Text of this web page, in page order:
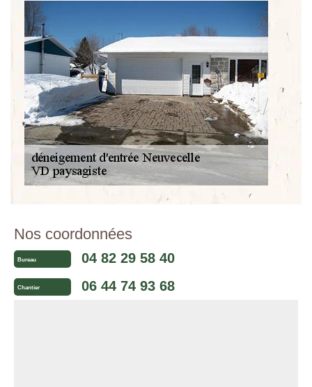
Nos coordonnées
Bureau 04 82 29 58 40
Chantier 06 44 74 93 68